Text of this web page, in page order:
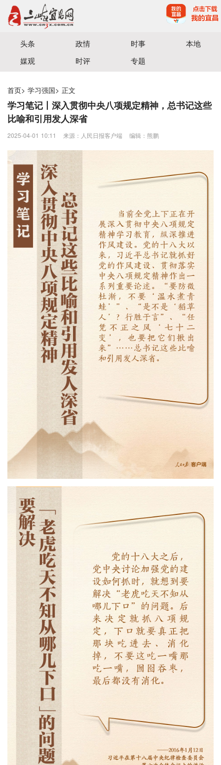
宜昌三峡融媒体中心主办
头条 政情 时事
本地
媒观
时评 专题
首页> 学习强国> 正文
学习笔记丨深入贯彻中央八项规定精神，总书记这些
比喻和引用发人深省
2025-04-01 10:11 来源：人民日报客户端 编辑：熊鹏